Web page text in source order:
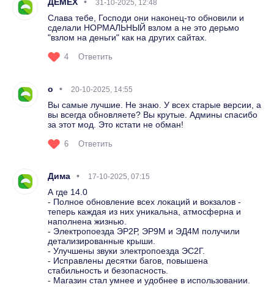
ДЕМЕХ 31-10-2025, 12:48
Слава тебе, Господи они наконец-то обновили и
сделали НОРМАЛЬНЫЙ взлом а не это дерьмо
"взлом на деньги" как на других сайтах.
4 Ответить
о 20-10-2025, 14:55
Вы самые лучшие. Не знаю. У всех старые версии, а
вы всегда обновляете? Вы крутые. Админы спасибо
за этот мод. Это кстати не обман!
6 Ответить
Дима 17-10-2025, 07:15
А где 14.0
- Полное обновление всех локаций и вокзалов -
теперь каждая из них уникальна, атмосферна и
наполнена жизнью.
- Электропоезда ЭР2Р, ЭР9М и ЭД4М получили
детализированные крыши.
- Улучшены звуки электропоезда ЭС2Г.
- Исправлены десятки багов, повышена
стабильность и безопасность.
- Магазин стал умнее и удобнее в использовании.